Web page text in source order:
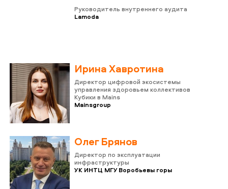
Руководитель внутреннего аудита
Lamoda
Ирина Хавротина
Директор цифровой экосистемы
управления здоровьем коллективов
Кубики в Mains
Mainsgroup
Олег Брянов
Директор по эксплуатации
инфраструктуры
УК ИНТЦ МГУ Воробьевы горы